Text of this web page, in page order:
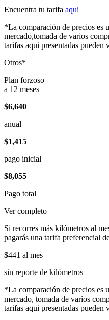
Encuentra tu tarifa aqui
*La comparación de precios es
mercado,tomada de varios
tarifas aqui presentadas pueden
Otros*
Plan forzoso
a 12 meses
$6,640
anual
$1,415
pago inicial
$8,055
Pago total
Ver completo
Si recorres más kilómetros al
pagarás una tarifa preferencial
$441 al mes
sin reporte de kilómetros
*La comparación de precios es
mercado, tomada de varios
tarifas aqui presentadas pueden